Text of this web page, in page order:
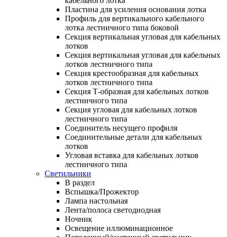
Пластина для усиления основания лотка
Профиль для вертикального кабельного
лотка лестничного типа боковой
Секция вертикальная угловая для кабельных
лотков
Секция вертикальная угловая для кабельных
лотков лестничного типа
Секция крестообразная для кабельных
лотков лестничного типа
Секция Т-образная для кабельных лотков
лестничного типа
Секция угловая для кабельных лотков
лестничного типа
Соединитель несущего профиля
Соединительные детали для кабельных
лотков
Угловая вставка для кабельных лотков
лестничного типа
Светильники
В раздел
Вспышка/Прожектор
Лампа настольная
Лента/полоса светодиодная
Ночник
Освещение иллюминационное